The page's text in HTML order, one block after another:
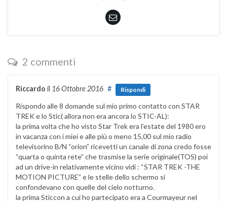
2 commenti
Riccardo il 16 Ottobre 2016 # Rispondi
Rispondo alle 8 domande sul mio primo contatto con STAR
TREK e lo Stic( allora non era ancora lo STIC-AL):
la prima volta che ho visto Star Trek era l’estate del 1980 ero
in vacanza con i miei e alle più o meno 15,00 sul mio radio
televisorino B/N “orion” ricevetti un canale di zona credo fosse
“quarta o quinta rete” che trasmise la serie originale(TOS) poi
ad un drive-in relativamente vicino vidi : “STAR TREK -THE
MOTION PICTURE” e le stelle dello schermo si
confondevano con quelle del cielo notturno.
la prima Sticcon a cui ho partecipato era a Courmayeur nel